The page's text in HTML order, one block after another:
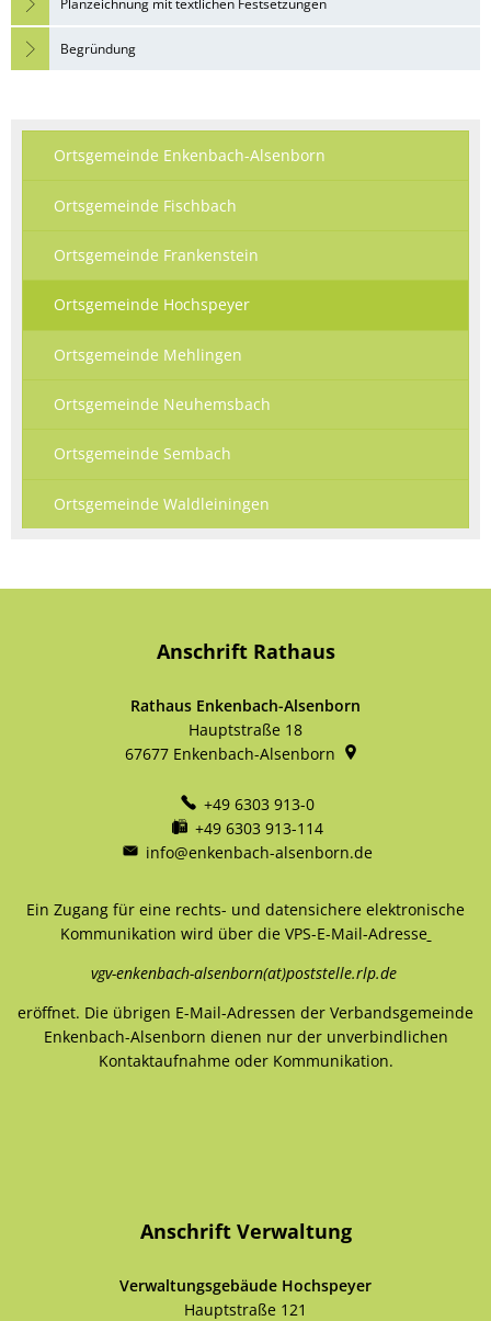
Planzeichnung mit textlichen Festsetzungen
Begründung
Ortsgemeinde Enkenbach-Alsenborn
Ortsgemeinde Fischbach
Ortsgemeinde Frankenstein
Ortsgemeinde Hochspeyer
Ortsgemeinde Mehlingen
Ortsgemeinde Neuhemsbach
Ortsgemeinde Sembach
Ortsgemeinde Waldleiningen
Anschrift Rathaus
Rathaus Enkenbach-Alsenborn
Hauptstraße 18
67677 Enkenbach-Alsenborn
+49 6303 913-0
+49 6303 913-114
info@enkenbach-alsenborn.de
Ein Zugang für eine rechts- und datensichere elektronische
Kommunikation wird über die VPS-E-Mail-Adresse
vgv-enkenbach-alsenborn(at)poststelle.rlp.de
eröffnet. Die übrigen E-Mail-Adressen der Verbandsgemeinde
Enkenbach-Alsenborn dienen nur der unverbindlichen
Kontaktaufnahme oder Kommunikation.
Anschrift Verwaltung
Verwaltungsgebäude Hochspeyer
Hauptstraße 121